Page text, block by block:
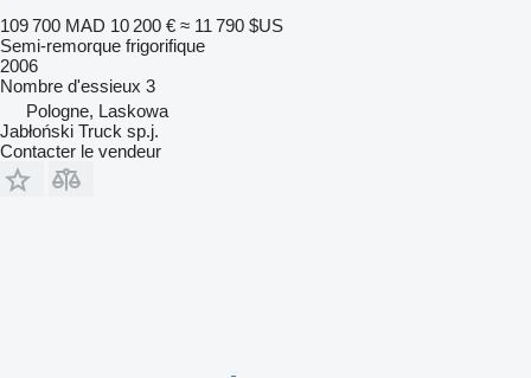
109 700 MAD 10 200 € ≈ 11 790 $US
Semi-remorque frigorifique
2006
Nombre d'essieux 3
Pologne, Laskowa
Jabłoński Truck sp.j.
Contacter le vendeur